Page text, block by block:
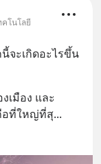
คโนโลยี
จะเกิดอะไรขึ้น
เมือง และ
อที่ใหญ่ที่สุ